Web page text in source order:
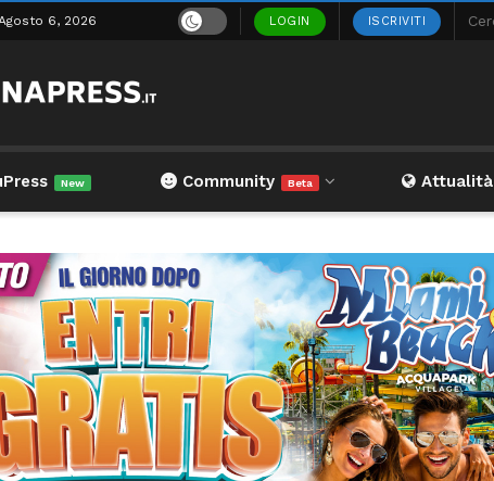
6, 2026 LOGIN ISCRIVITI
New Community Beta Attualità